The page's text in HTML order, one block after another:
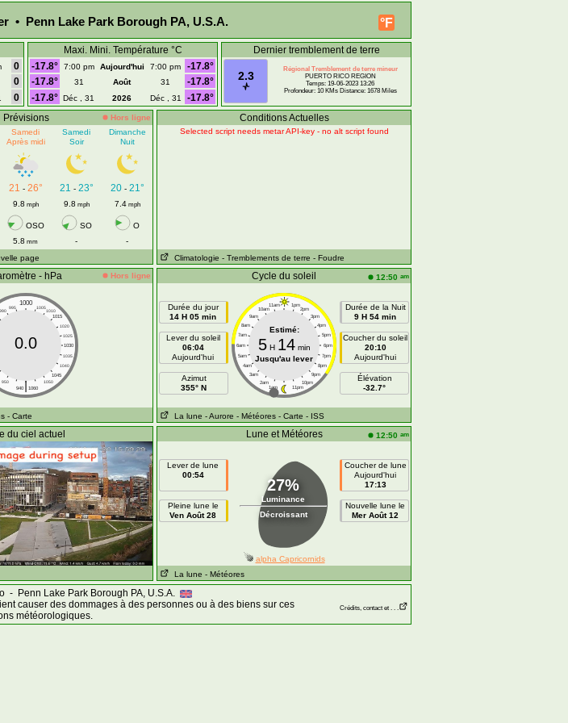
°F
• Penn Lake Park Borough PA, U.S.A.
0
0
0
Maxi. Mini. Température °C
-17.8°
7:00 pm Aujourd'hui 7:00 pm
-17.8°
-17.8°
31 Août 31
-17.8°
-17.8° Déc , 31 2026 Déc , 31 -17.8°
Dernier tremblement de terre
2.3
Régional Tremblement de terre mineur
PUERTO RICO REGION
Temps: 19-06-2023 13:26
Profondeur: 10 KMs Distance: 1678 Miles
Prévisions
Hors ligne
Samedi
Après midi
Samedi
Soir
Dimanche
Nuit
21 - 26° 21 - 23° 20- 21°
9.8 mph 9.8 mph 7.4mph
OSO SO
O
5.8 mm -
-
page
Conditions Actuelles
Selected script needs metar API-key - no alt script found
Climatologie - Tremblements de terre - Foudre
- hPa Hors ligne
1000
995 1005
990
1010
1015
1020
1025
1030
1035
1040
1045
950
1050
|
940 1060
0.0
- Carte
Cycle du soleil 12:50 am
Durée du jour
14 H 05 min
Lever du soleil
06:04
Aujourd'hui
Azimut
355° N
11am 1pm
10am 2pm
9am 3pm
8am 4pm
7am 5pm
6am 6pm
5am 7pm
4am 8pm
3am 9pm
2am 10pm
1am 11pm
Estimé:
5H 14min
Jusqu'au lever
Durée de la Nuit
9 H 54 min
Coucher du soleil
20:10
Aujourd'hui
Élévation
-32.7°
La lune - Aurore - Météores - Carte - ISS
du ciel actuel Lune et Météores 12:50 am
Lever de lune
00:54
Pleine lune le
Ven Août 28
27%
Luminance
Décroissant
Coucher de lune
Aujourd'hui
17:13
Nouvelle lune le
Mer Août 12
alpha Capricornids
La lune - Météores
- Penn Lake Park Borough PA, U.S.A.
causer des dommages à des personnes ou à des biens sur ces
météorologiques.
Crédits, contact et . . .